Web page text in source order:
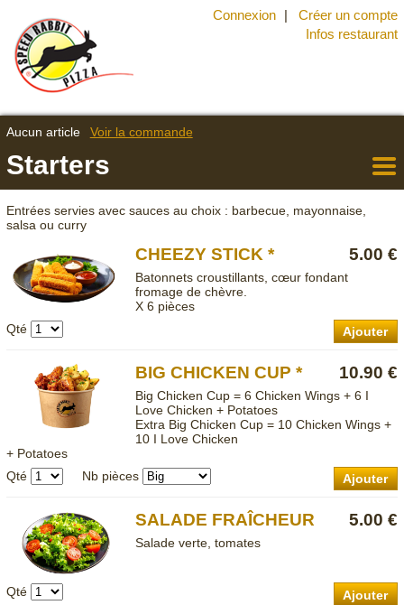
Connexion
Créer un compte
Infos restaurant
Aucun article Voir la commande
Starters
Entrées servies avec sauces au choix : barbecue, mayonnaise,
salsa ou curry
5.00 €
CHEEZY STICK *
Batonnets croustillants, cœur fondant
fromage de chèvre.
X 6 pièces
Qté
Ajouter
10.90 €
BIG CHICKEN CUP *
Big Chicken Cup = 6 Chicken Wings + 6 I
Love Chicken + Potatoes
Extra Big Chicken Cup = 10 Chicken Wings +
10 I Love Chicken
+ Potatoes
Qté
Nb pièces Ajouter
5.00 €
SALADE FRAÎCHEUR
Salade verte, tomates
Qté Ajouter